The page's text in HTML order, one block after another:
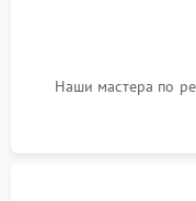
Наши мастера по